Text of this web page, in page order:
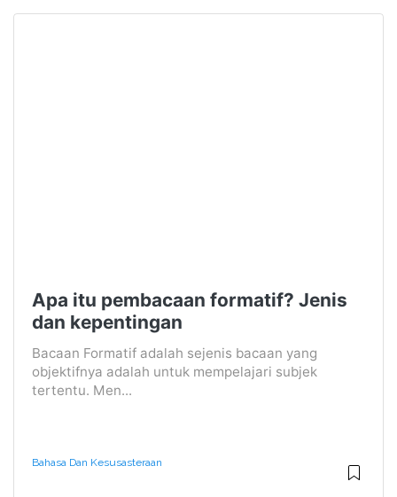
Apa itu pembacaan formatif? Jenis
dan kepentingan
Bacaan Formatif adalah sejenis bacaan yang
objektifnya adalah untuk mempelajari subjek
tertentu. Men...
Bahasa Dan Kesusasteraan